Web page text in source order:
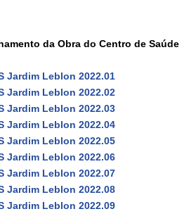
da Obra do Centro de Saúde
Jardim Leblon 2022.01
Jardim Leblon 2022.02
Jardim Leblon 2022.03
Jardim Leblon 2022.04
Jardim Leblon 2022.05
Jardim Leblon 2022.06
Jardim Leblon 2022.07
Jardim Leblon 2022.08
Jardim Leblon 2022.09